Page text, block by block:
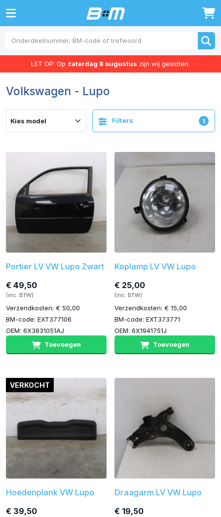
0
LET OP: Op zaterdag 8 augustus zijn wij gesloten.
Volkswagen - Lupo
Filters 1
Portier LV VW Lupo Zwart
€ 49,50
(inc. BTW)
Verzendkosten: € 50,00
BM-code: EXT377106
OEM: 6X3831051AJ
Toevoegen
Koplamp LV VW Lupo
€ 25,00
(inc. BTW)
Verzendkosten: € 15,00
BM-code: EXT373771
OEM: 6X1941751J
Toevoegen
VERKOCHT
Hoedenplank VW Lupo
€ 39,50
Draagarm LV VW Lupo
€ 19,50